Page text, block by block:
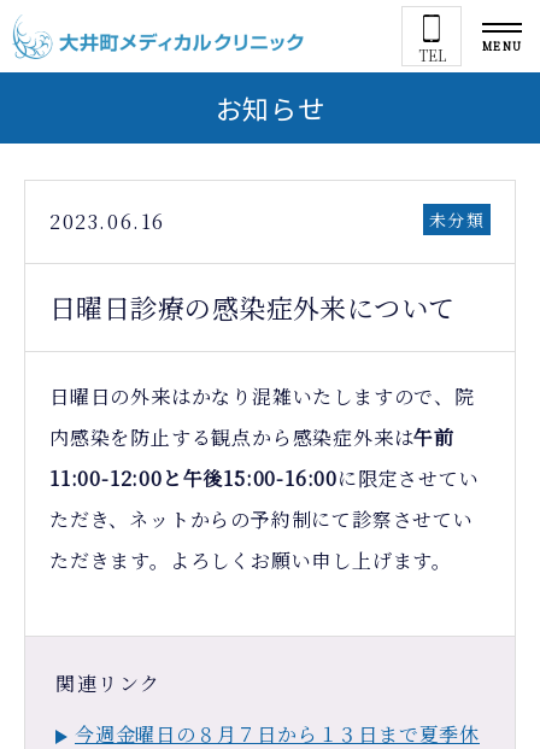
TEL MENU
お知らせ
2023.06.16 未分類
日曜日診療の感染症外来について
日曜日の外来はかなり混雑いたしますので、院
内感染を防止する観点から感染症外来は午前
11:00-12:00と午後15:00-16:00に限定させてい
ただき、ネットからの予約制にて診察させてい
ただきます。よろしくお願い申し上げます。
関連リンク
今週金曜日の８月７日から１３日まで夏季休